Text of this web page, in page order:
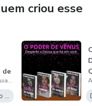
criou esse
de
Acacio Pinheiro Aguiar Neto
Desenvolvimento Pessoal